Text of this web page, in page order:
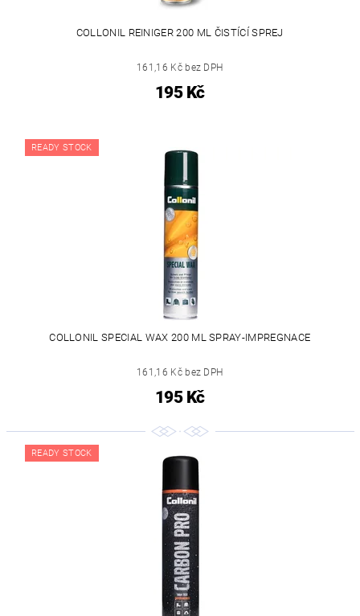
COLLONIL REINIGER 200 ML ČISTÍCÍ SPREJ
161,16 Kč bez DPH
195 Kč
READY STOCK
COLLONIL SPECIAL WAX 200 ML SPRAY-IMPREGNACE
161,16 Kč bez DPH
195 Kč
READY STOCK